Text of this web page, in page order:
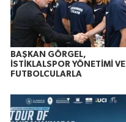
BAŞKAN GÖRGEL,
İSTİKLALSPOR YÖNETİMİ VE
FUTBOLCULARLA